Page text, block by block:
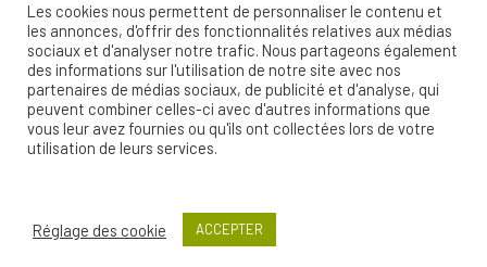
© 2020 - La Soupape Association - Création par
Les cookies nous permettent de personnaliser le contenu et
les annonces, d'offrir des fonctionnalités relatives aux médias
sociaux et d'analyser notre trafic. Nous partageons également
des informations sur l'utilisation de notre site avec nos
partenaires de médias sociaux, de publicité et d'analyse, qui
peuvent combiner celles-ci avec d'autres informations que
vous leur avez fournies ou qu'ils ont collectées lors de votre
utilisation de leurs services.
Réglage des cookie ACCEPTER